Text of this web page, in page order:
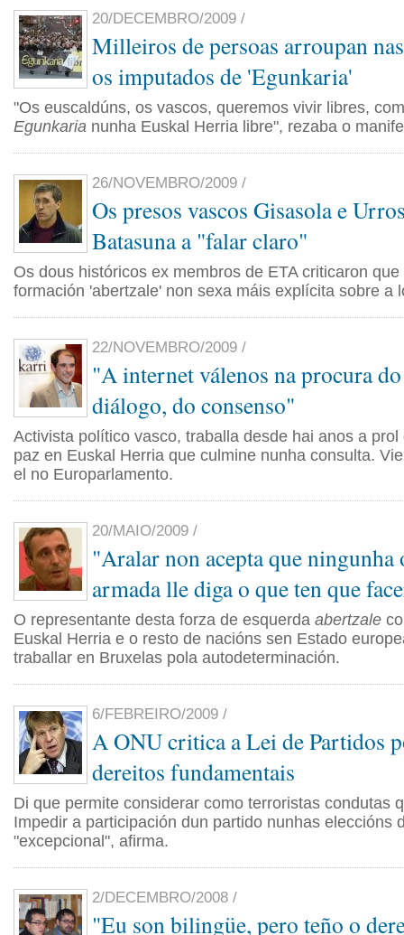
20/DECEMBRO/2009 /
Milleiros de persoas arroupan
os imputados de 'Egunkaria'
"Os euscaldúns, os vascos, queremos vivir libres,
Egunkaria nunha Euskal Herria libre", rezaba o
26/NOVEMBRO/2009 /
Os presos vascos Gisasola e
Batasuna a "falar claro"
Os dous históricos ex membros de ETA criticaron
formación 'abertzale' non sexa máis explícita sobre a
22/NOVEMBRO/2009 /
"A internet válenos na procura
diálogo, do consenso"
Activista político vasco, traballa desde hai anos a prol
paz en Euskal Herria que culmine nunha consulta.
el no Europarlamento.
20/MAIO/2009 /
"Aralar non acepta que ningunha
armada lle diga o que ten que
O representante desta forza de esquerda abertzale
Euskal Herria e o resto de nacións sen Estado
traballar en Bruxelas pola autodeterminación.
6/FEBREIRO/2009 /
A ONU critica a Lei de Partidos
dereitos fundamentais
Di que permite considerar como terroristas condutas
Impedir a participación dun partido nunhas eleccións
"excepcional", afirma.
2/DECEMBRO/2008 /
"Eu son bilingüe, pero teño o